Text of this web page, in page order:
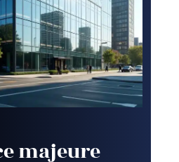
majeure